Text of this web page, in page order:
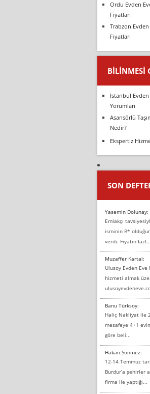
Ordu Evden
Fiyatları
Trabzon
Fiyatları
BILINMESI
İstanbul
Yorumları
Asansörlü
Nedir?
Ekspertiz
SON
Yasemin Dolunay:
Emlakçı
isminin B*
verdi. Fiyatın fazl...
Muzaffer Kartal:
Ulusoy Evden
hizmeti almak
Banu Türksoy:
Haliç Nakliyat ile
mesafeye 4+1
göre beli...
Hakan Sönmez:
12-14 Temmuz
Burdur’a şehirler
firma ile yaptığı...